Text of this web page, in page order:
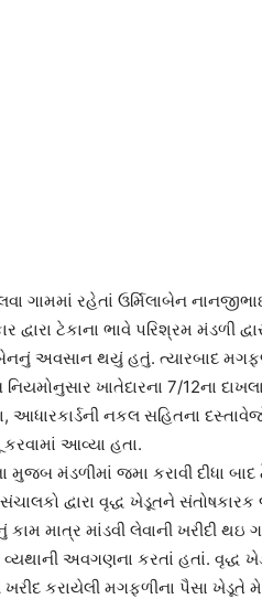
રહેતાં ઉર્મિલાબેન
દ્વારા ટેકાના ભાવે પરિશ્રમ મંડળી
અવસાન થયું હતું. ત્યારબાદ
ખાતેદારના 7/12ના
આધારકાર્ડની નકલ સહિતના
કરવામાં આવ્યા હતા.
મંડળીમાં જમા કરાવી દીધા
સંચાલકો દ્વારા વૃદ્ધ ખેડૂતને
કામ માત્ર માંડવી લેવાની ખરીદી
વ્યથાની અવગણના કરતાં હતાં. વૃદ્ધ
કરાયેલી મગફળીના પૈસા ખેડૂતે